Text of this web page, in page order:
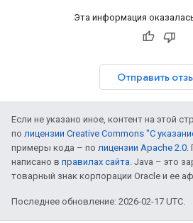
Эта информация
Отправить
Если не указано иное, контент на этой
по лицензии Creative Commons "С
примеры кода – по лицензии Apache 2.0.
написано в правилах сайта. Java – это
товарный знак корпорации Oracle и ее
Последнее обновление: 2026-02-17 UTC.